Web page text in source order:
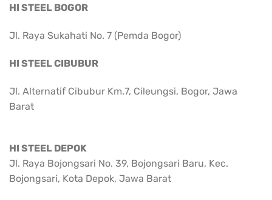
HI STEEL BOGOR
Jl. Raya Sukahati No. 7 (Pemda Bogor)
HI STEEL CIBUBUR
Jl. Alternatif Cibubur Km.7, Cileungsi, Bogor, Jawa
Barat
HI STEEL DEPOK
Jl. Raya Bojongsari No. 39, Bojongsari Baru, Kec.
Bojongsari, Kota Depok, Jawa Barat